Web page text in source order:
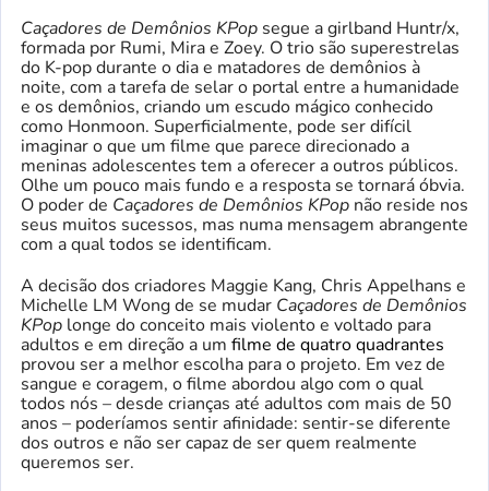
Caçadores de Demônios KPop segue a girlband Huntr/x,
formada por Rumi, Mira e Zoey. O trio são superestrelas
do K-pop durante o dia e matadores de demônios à
noite, com a tarefa de selar o portal entre a humanidade
e os demônios, criando um escudo mágico conhecido
como Honmoon. Superficialmente, pode ser difícil
imaginar o que um filme que parece direcionado a
meninas adolescentes tem a oferecer a outros públicos.
Olhe um pouco mais fundo e a resposta se tornará óbvia.
O poder de Caçadores de Demônios KPop não reside nos
seus muitos sucessos, mas numa mensagem abrangente
com a qual todos se identificam.
A decisão dos criadores Maggie Kang, Chris Appelhans e
Michelle LM Wong de se mudar Caçadores de Demônios
KPop longe do conceito mais violento e voltado para
adultos e em direção a um filme de quatro quadrantes
provou ser a melhor escolha para o projeto. Em vez de
sangue e coragem, o filme abordou algo com o qual
todos nós – desde crianças até adultos com mais de 50
anos – poderíamos sentir afinidade: sentir-se diferente
dos outros e não ser capaz de ser quem realmente
queremos ser.